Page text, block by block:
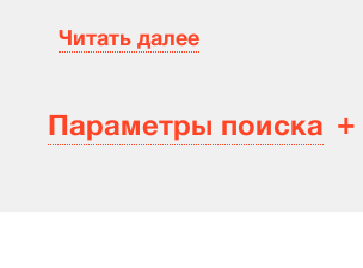
Читать далее
Параметры поиска